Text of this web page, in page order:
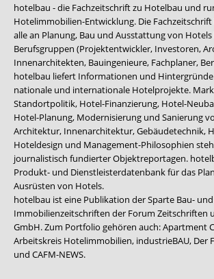
hotelbau - die Fachzeitschrift zu Hotelbau und
Hotelimmobilien-Entwicklung. Die
alle an Planung, Bau und Ausstattung von
Berufsgruppen (Projektentwickler, Investoren,
Innenarchitekten, Bauingenieure, Fachplaner,
hotelbau liefert Informationen und
nationale und internationale Hotelprojekte.
Standortpolitik, Hotel-Finanzierung, Hotel-
Hotel-Planung, Modernisierung und Sanierung
Architektur, Innenarchitektur, Gebäudetechnik,
Hoteldesign und Management-Philosophien
journalistisch fundierter Objektreportagen.
Produkt- und Dienstleisterdatenbank für das
Ausrüsten von Hotels.
hotelbau ist eine Publikation der Sparte Bau- und
Immobilienzeitschriften der Forum Zeitschriften
GmbH. Zum Portfolio gehören auch:Apartment
Arbeitskreis Hotelimmobilien, industrieBAU, Der
und CAFM-NEWS.